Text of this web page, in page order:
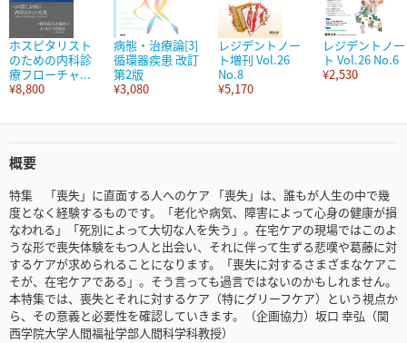
ホスピタリスト
のための内科診
療フローチャ...
¥8,800
病態・治療論[3]
循環器疾患 改訂
第2版
¥3,080
レジデントノー
ト増刊 Vol.26
No.8
¥5,170
レジデントノー
ト Vol.26 No.6
¥2,530
概要
特集 「喪失」に直面する人へのケア 「喪失」は、誰もが人生の中で幾
度となく経験するものです。「老化や病気、障害によって心身の健康が損
なわれる」「死別によって大切な人を失う」。在宅ケアの現場ではこのよ
うな形で喪失体験をもつ人と出会い、それに伴って生ずる悲嘆や葛藤に対
するケアが求められることになります。「喪失に対するさまざまなケアこ
そが、在宅ケアである」。そう言っても過言ではないのかもしれません。
本特集では、喪失とそれに対するケア（特にグリーフケア）という視点か
ら、その意義と必要性を確認していきます。（企画協力）坂口 幸弘（関
西学院大学人間福祉学部人間科学科教授）